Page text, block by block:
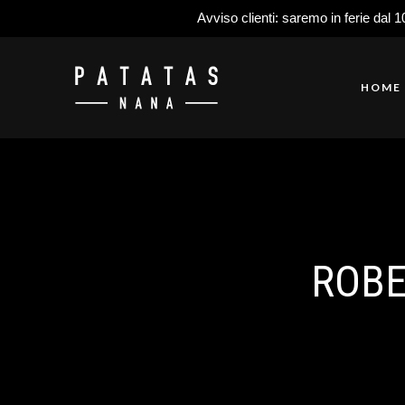
Avviso clienti: saremo in ferie dal
HOME